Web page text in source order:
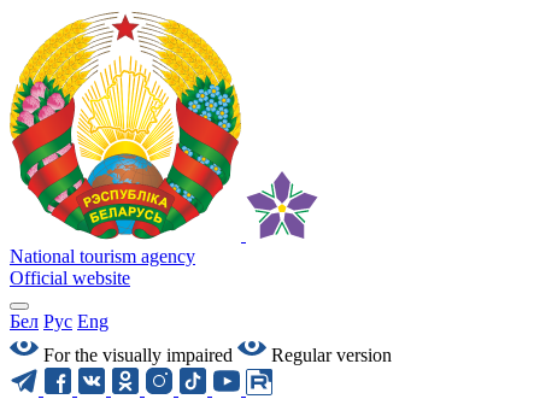
National tourism agency
Official website
Бел Рус Eng
For the visually impaired
Regular version